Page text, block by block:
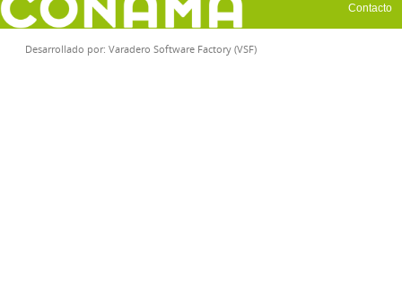
Contacto
Desarrollado por: Varadero Software Factory (VSF)